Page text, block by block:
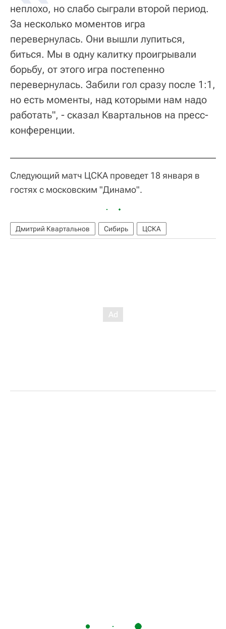
неплохо, но слабо сыграли второй период.
За несколько моментов игра
перевернулась. Они вышли лупиться,
биться. Мы в одну калитку проигрывали
борьбу, от этого игра постепенно
перевернулась. Забили гол сразу после 1:1,
но есть моменты, над которыми нам надо
работать", - сказал Квартальнов на пресс-
конференции.
Следующий матч ЦСКА проведет 18 января в
гостях с московским "Динамо".
Дмитрий Квартальнов Сибирь ЦСКА